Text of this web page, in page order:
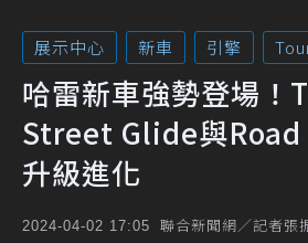
展示中心 新車 引擎
哈雷新車強勢登場
Street Glide與
升級進化
2024-04-02 17:05 聯合新聞網／記者張